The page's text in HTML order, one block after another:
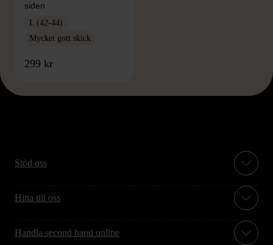
siden
L (42-44)
Mycket gott skick
299 kr
Stöd oss
Hitta till oss
Handla second hand online